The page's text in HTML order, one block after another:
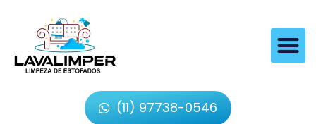
(11) 97738-0546